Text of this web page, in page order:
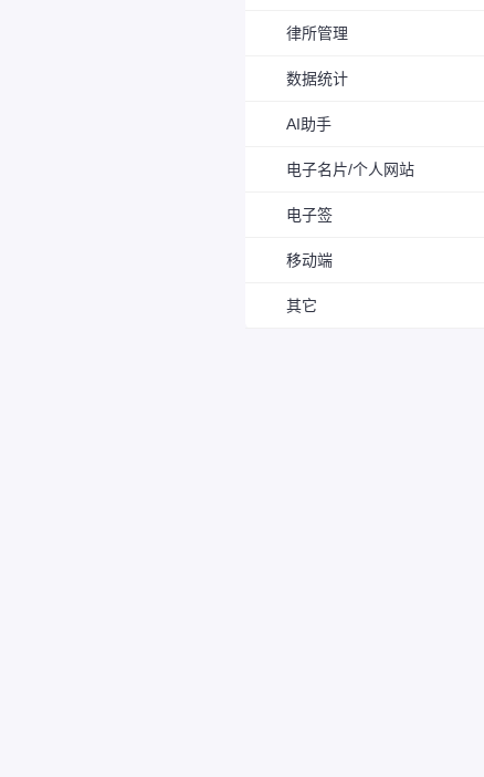
律所管理
数据统计
AI助手
电子名片/个人网站
电子签
移动端
其它